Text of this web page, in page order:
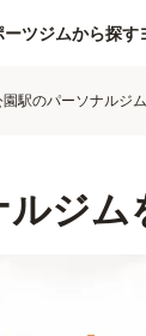
ーツジムから探す
駅のパーソナルジム
ジム